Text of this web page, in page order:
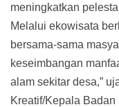
meningkatkan
Melalui ekowisata
bersama-sama
keseimbangan
alam sekitar desa,”
Kreatif/Kepala